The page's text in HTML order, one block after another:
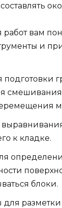
вам
и
к кладке.
блоки.
для